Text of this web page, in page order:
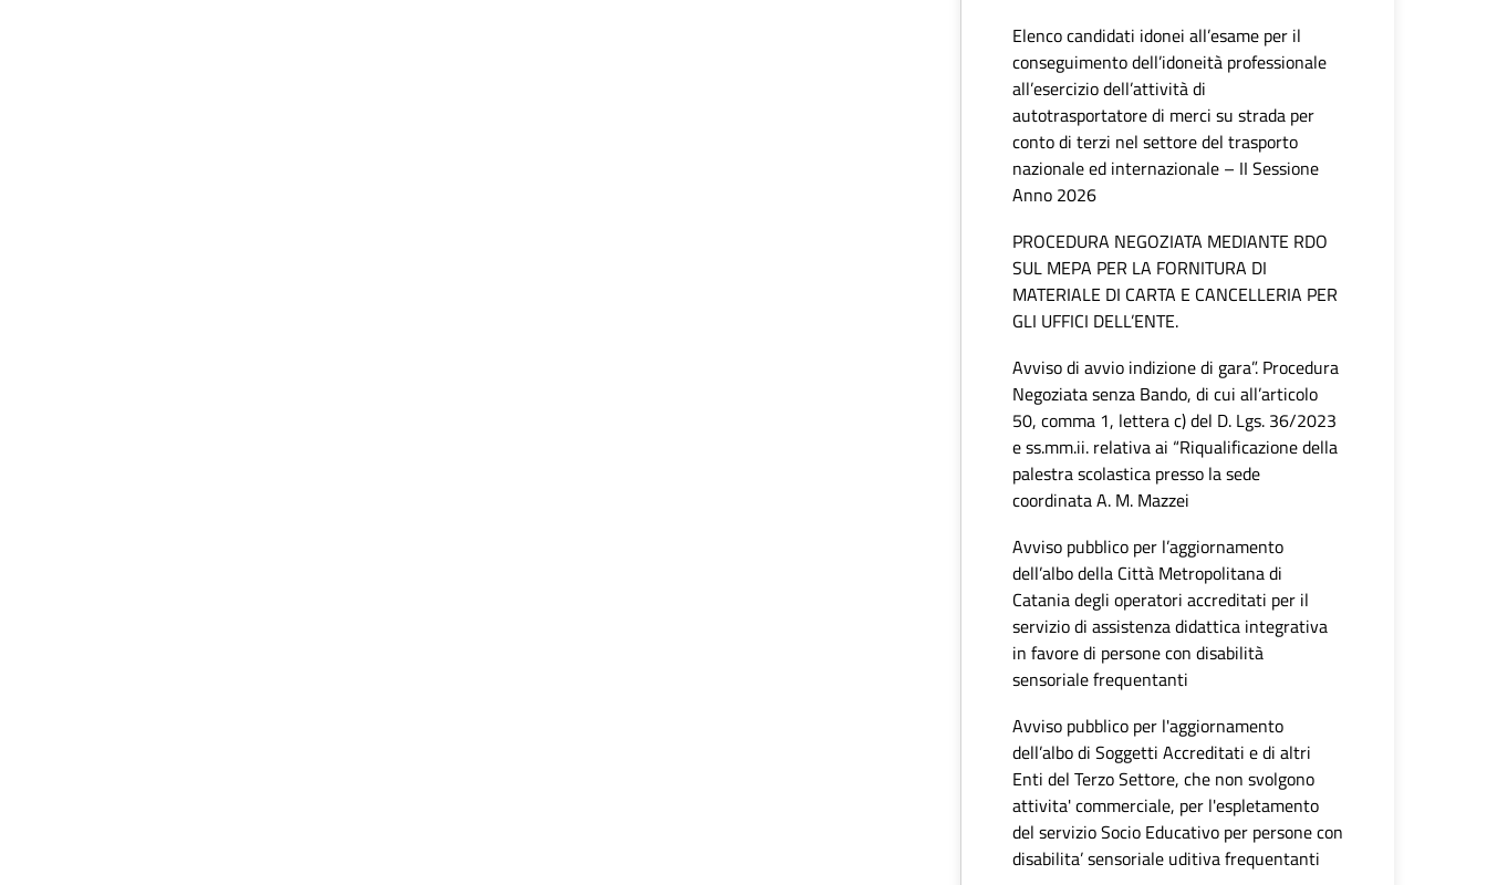
Elenco candidati idonei all’esame per il
conseguimento dell’idoneità professionale
all’esercizio dell’attività di
autotrasportatore di merci su strada per
conto di terzi nel settore del trasporto
nazionale ed internazionale – II Sessione
Anno 2026
PROCEDURA NEGOZIATA MEDIANTE RDO
SUL MEPA PER LA FORNITURA DI
MATERIALE DI CARTA E CANCELLERIA PER
GLI UFFICI DELL’ENTE.
Avviso di avvio indizione di gara”. Procedura
Negoziata senza Bando, di cui all’articolo
50, comma 1, lettera c) del D. Lgs. 36/2023
e ss.mm.ii. relativa ai “Riqualificazione della
palestra scolastica presso la sede
coordinata A. M. Mazzei
Avviso pubblico per l’aggiornamento
dell’albo della Città Metropolitana di
Catania degli operatori accreditati per il
servizio di assistenza didattica integrativa
in favore di persone con disabilità
sensoriale frequentanti
Avviso pubblico per l'aggiornamento
dell’albo di Soggetti Accreditati e di altri
Enti del Terzo Settore, che non svolgono
attivita' commerciale, per l'espletamento
del servizio Socio Educativo per persone con
disabilita’ sensoriale uditiva frequentanti